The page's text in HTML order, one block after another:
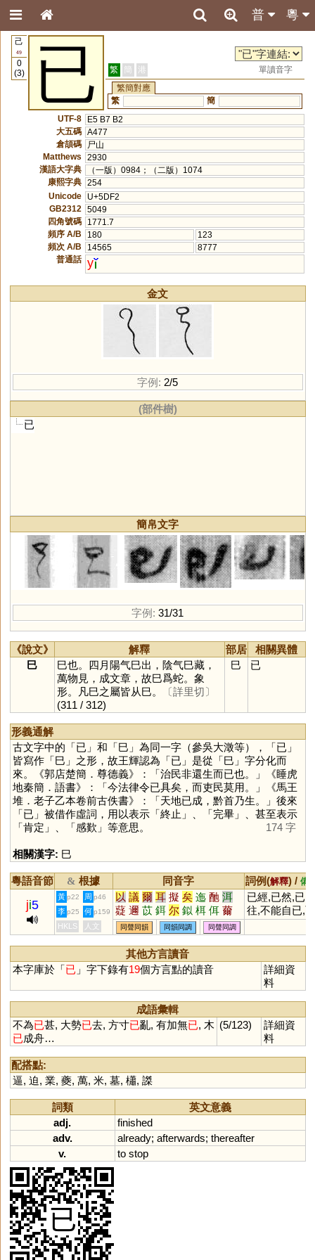
粵
普
己
49
0
(3)
已 繁 簡 港
單讀音字
繁簡對應
繁
簡
UTF-8
E5 B7 B2
大五碼 A477
倉頡碼
尸山
Matthews
2930
漢語大字典
（一版）0984；（二版）1074
康熙字典 254
Unicode
U+5DF2
GB2312
5049
四角號碼
1771.7
頻序 A/B
180
123
頻次 A/B
14565
8777
普通話 y
金文
字例: 2/5
(部件樹)
已
簡帛文字
字例: 31/31
《說文》 解釋 部居
相關異體
巳
巳也。四月陽气巳出，陰气巳藏，
萬物見，成文章，故巳爲蛇。象
形。凡巳之屬皆从巳。
〔詳里切〕
(311 / 312)
巳 已
形義通解
古文字中的「已 」和「巳 」為同一字（參吳大澂等），「已 」
皆寫作「巳 」之形，故王輝認為「已 」是從「巳 」字分化而
來。《郭店楚簡．尊德義》：「治民非還生而已也。」《睡虎
地秦簡．語書》：「今法律令已具矣，而吏民莫用。」《馬王
堆．老子乙本卷前古佚書》：「天地已成，黔首乃生。」後來
「已 」被借作虛詞，用以表示「終止」、「完畢」、甚至表示
「肯定」、「感歎」等意思。
174 字
相關漢字: 巳
粵語音節 & 根據 同音字 詞例(解釋) / 備
ji5
黃 p22 周 p46 以 議 爾 耳 擬 矣 迤 酏 洱
薿 邇 苡 鉺 尔 鉯 栮 佴 薾
駬 儗 迆 尒 佁 崺
已經,已然,已
往,不能自已,而
已
李 p25 何 p159
HKLS 人文 同聲同韻 同韻同調 同聲同調
其他方言讀音
本字庫於「已 」字下錄有19個方言點的讀音
詳細資
料
成語彙輯
不為已甚, 大勢已去, 方寸已亂, 有加無已, 木
已成舟…
(5/123)
詳細資
料
配搭點:
逼, 迫, 業, 夔, 萬, 米, 墓, 櫹, 謋
詞類
英文意義
adj.
finished
adv.
already; afterwards; thereafter
v.
to stop